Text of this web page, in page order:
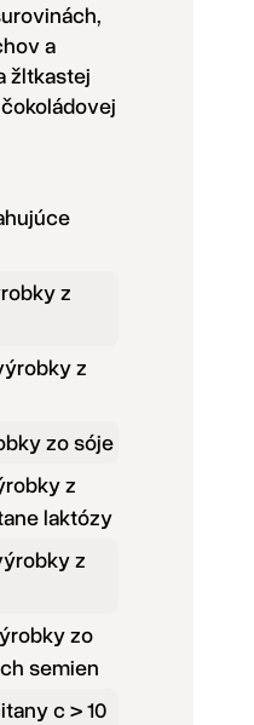
a
žltkastej
z
z
zo sóje
z
laktózy
z
zo
semien
c > 10